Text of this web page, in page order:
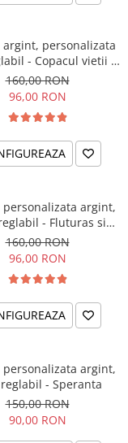
argint, personalizata
- Copacul vietii si
Cristal
160,00 RON
96,00 RON
personalizata argint,
- Fluturas si
Cristal
160,00 RON
96,00 RON
personalizata argint,
- Speranta
150,00 RON
90,00 RON